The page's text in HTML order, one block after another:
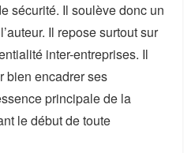
sécurité. Il soulève donc un
Il repose surtout sur
inter-entreprises. Il
bien encadrer ses
principale de la
le début de toute